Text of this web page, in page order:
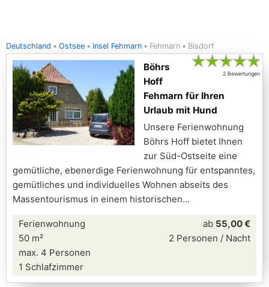
Deutschland Ostsee Insel Fehmarn Fehmarn Bisdorf
★★★★★
2 Bewertungen
Böhrs
Hoff
Fehmarn für Ihren
Urlaub mit Hund
Unsere Ferienwohnung
Böhrs Hoff bietet Ihnen
zur Süd-Ostseite eine
gemütliche, ebenerdige Ferienwohnung für entspanntes,
gemütliches und individuelles Wohnen abseits des
Massentourismus in einem historischen
Ferienwohnung
50 m²
max. 4 Personen
1 Schlafzimmer
ab 55,00 €
2 Personen / Nacht